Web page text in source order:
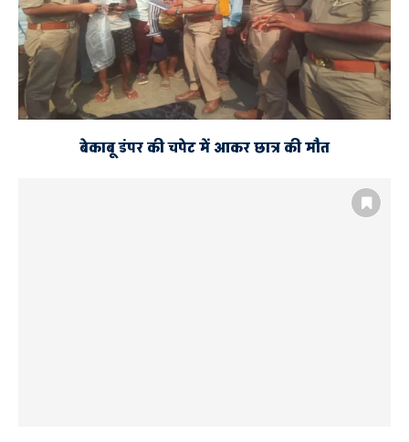
बेकाबू डंपर की चपेट में आकर छात्र की मौत